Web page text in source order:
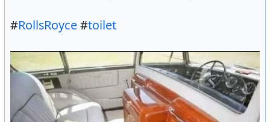
#RollsRoyce#toilet